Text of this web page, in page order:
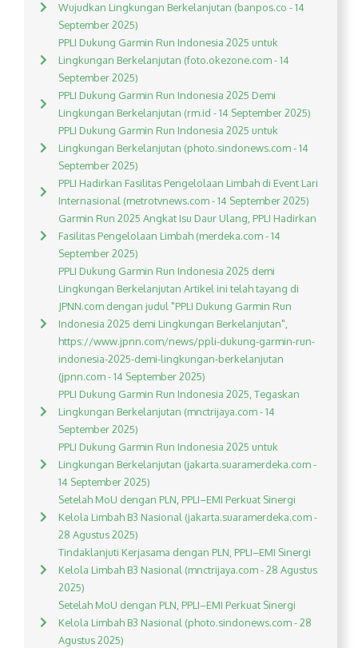
Wujudkan Lingkungan Berkelanjutan (banpos.co - 14
September 2025)
PPLI Dukung Garmin Run Indonesia 2025 untuk
Lingkungan Berkelanjutan (foto.okezone.com - 14
September 2025)
PPLI Dukung Garmin Run Indonesia 2025 Demi
Lingkungan Berkelanjutan (rm.id - 14 September 2025)
PPLI Dukung Garmin Run Indonesia 2025 untuk
Lingkungan Berkelanjutan (photo.sindonews.com - 14
September 2025)
PPLI Hadirkan Fasilitas Pengelolaan Limbah di Event Lari
Internasional (metrotvnews.com - 14 September 2025)
Garmin Run 2025 Angkat Isu Daur Ulang, PPLI Hadirkan
Fasilitas Pengelolaan Limbah (merdeka.com - 14
September 2025)
PPLI Dukung Garmin Run Indonesia 2025 demi
Lingkungan Berkelanjutan Artikel ini telah tayang di
JPNN.com dengan judul "PPLI Dukung Garmin Run
Indonesia 2025 demi Lingkungan Berkelanjutan",
https://www.jpnn.com/news/ppli-dukung-garmin-run-
indonesia-2025-demi-lingkungan-berkelanjutan
(jpnn.com - 14 September 2025)
PPLI Dukung Garmin Run Indonesia 2025, Tegaskan
Lingkungan Berkelanjutan (mnctrijaya.com - 14
September 2025)
PPLI Dukung Garmin Run Indonesia 2025 untuk
Lingkungan Berkelanjutan (jakarta.suaramerdeka.com -
14 September 2025)
Setelah MoU dengan PLN, PPLI–EMI Perkuat Sinergi
Kelola Limbah B3 Nasional (jakarta.suaramerdeka.com -
28 Agustus 2025)
Tindaklanjuti Kerjasama dengan PLN, PPLI–EMI Sinergi
Kelola Limbah B3 Nasional (mnctrijaya.com - 28 Agustus
2025)
Setelah MoU dengan PLN, PPLI–EMI Perkuat Sinergi
Kelola Limbah B3 Nasional (photo.sindonews.com - 28
Agustus 2025)